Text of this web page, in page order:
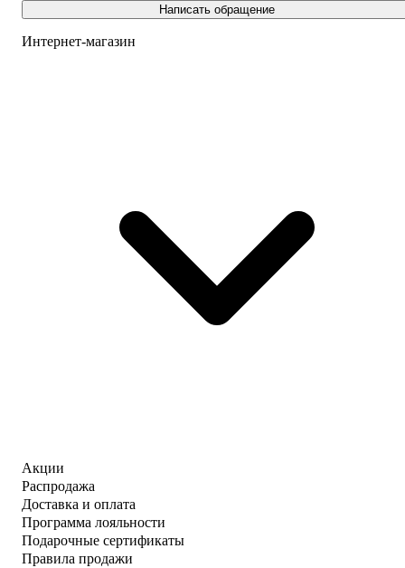
Написать обращение
Интернет-магазин
Акции
Распродажа
Доставка и оплата
Программа лояльности
Подарочные сертификаты
Правила продажи